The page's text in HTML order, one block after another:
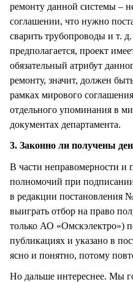
ремонту данной системы –
соглашении, что нужно
сварить трубопроводы и т.
предполагается, проект
обязательный атрибут
ремонту, значит, должен
рамках мирового
отдельного упоминания в
документах департамента.
3. Законно ли получены
В части неправомерности
полномочий при
в редакции постановления
выиграть отбор на право
только АО «Омскэлектро»)
публикациях и указано в
ясно и понятно, потому
Но дальше интереснее. Мы